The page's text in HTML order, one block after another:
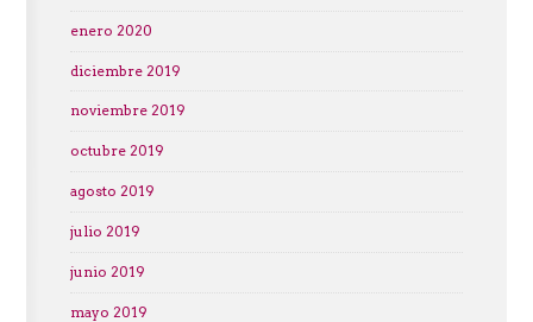
enero 2020
diciembre 2019
noviembre 2019
octubre 2019
agosto 2019
julio 2019
junio 2019
mayo 2019